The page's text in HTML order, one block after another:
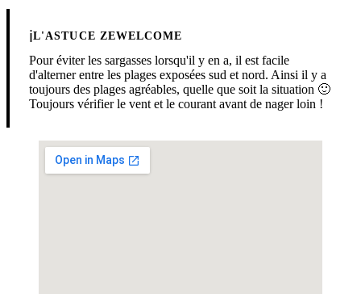
ℹ️L'ASTUCE ZEWELCOME
Pour éviter les sargasses lorsqu'il y en a, il est facile
d'alterner entre les plages exposées sud et nord. Ainsi il y a
toujours des plages agréables, quelle que soit la situation 🙂
Toujours vérifier le vent et le courant avant de nager loin !